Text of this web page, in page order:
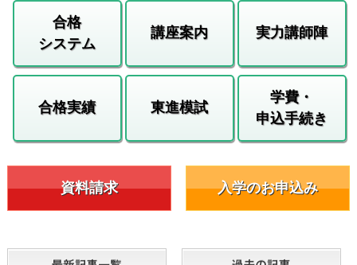
合格
システム
講座案内 実力講師陣
合格実績 東進模試
学費・
申込手続き
資料請求 入学のお申込み
最新記事一覧